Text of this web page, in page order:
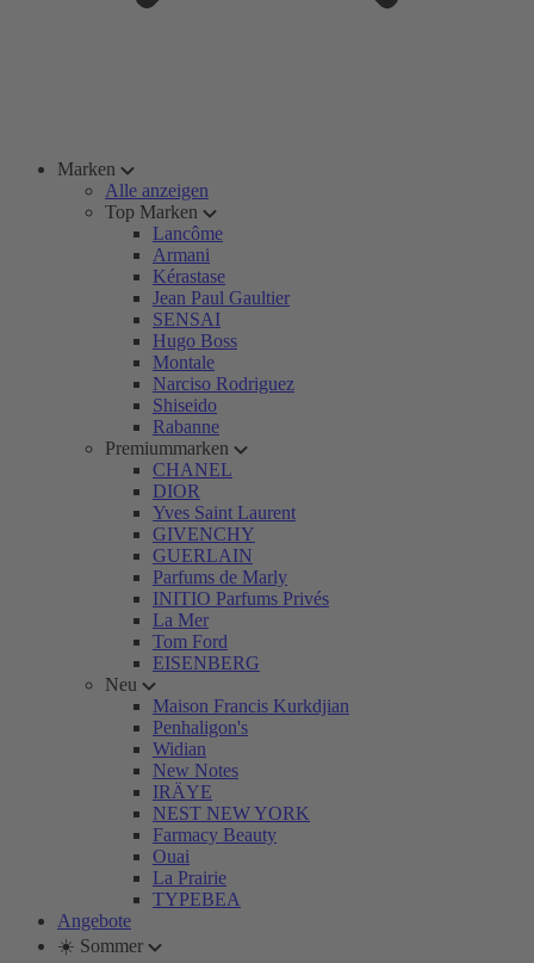
Marken
Alle anzeigen
Top Marken
Lancôme
Armani
Kérastase
Jean Paul Gaultier
SENSAI
Hugo Boss
Montale
Narciso Rodriguez
Shiseido
Rabanne
Premiummarken
CHANEL
DIOR
Yves Saint Laurent
GIVENCHY
GUERLAIN
Parfums de Marly
INITIO Parfums Privés
La Mer
Tom Ford
EISENBERG
Neu
Maison Francis Kurkdjian
Penhaligon's
Widian
New Notes
IRÄYE
NEST NEW YORK
Farmacy Beauty
Ouai
La Prairie
TYPEBEA
Angebote
☀️ Sommer